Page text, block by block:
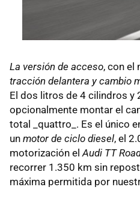
La versión de acceso, con el
tracción delantera y cambio
El dos litros de 4 cilindros y
opcionalmente montar el
total _quattro_. Es el único
un motor de ciclo diesel, el
motorización el Audi TT
recorrer 1.350 km sin
máxima permitida por